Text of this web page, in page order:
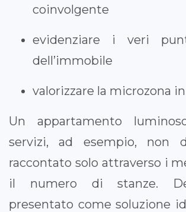
coinvolgente
evidenziare i veri
dell’immobile
valorizzare la microzona
Un appartamento
servizi, ad esempio, non
raccontato solo attraverso i
il numero di stanze.
presentato come soluzione